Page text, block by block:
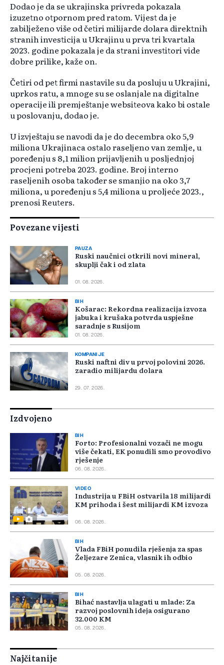
Dodao je da se ukrajinska privreda pokazala
izuzetno otpornom pred ratom. Vijest da je
zabilježeno više od četiri milijarde dolara direktnih
stranih investicija u Ukrajinu u prva tri kvartala
2023. godine pokazala je da strani investitori vide
dobre prilike, kaže on.
Četiri od pet firmi nastavile su da posluju u Ukrajini,
uprkos ratu, a mnoge su se oslanjale na digitalne
operacije ili premještanje websiteova kako bi ostale
u poslovanju, dodao je.
U izvještaju se navodi da je do decembra oko 5,9
miliona Ukrajinaca ostalo raseljeno van zemlje, u
poređenju s 8,1 milion prijavljenih u posljednjoj
procjeni potreba 2023. godine. Broj interno
raseljenih osoba također se smanjio na oko 3,7
miliona, u poređenju s 5,4 miliona u proljeće 2023.,
prenosi Reuters.
Povezane vijesti
PAUZA
Ruski naučnici otkrili novi mineral,
skuplji čak i od zlata
01. 08. 2026.
BIH
Košarac: Rekordna realizacija izvoza
jabuka i krušaka potvrda uspješne
saradnje s Rusijom
01. 08. 2026.
KOMPANIJE
Ruski naftni div u prvoj polovini 2026.
zaradio milijardu dolara
29. 07. 2026.
Izdvojeno
BIH
Forto: Profesionalni vozači ne mogu
više čekati, EK ponudili smo provodivo
rješenje
06. 08. 2026.
VIDEO
Industrija u FBiH ostvarila 18 milijardi
KM prihoda i šest milijardi KM izvoza
06. 08. 2026.
BIH
Vlada FBiH ponudila rješenja za spas
Željezare Zenica, vlasnik ih odbio
05. 08. 2026.
BIH
Bihać nastavlja ulagati u mlade: Za
razvoj poslovnih ideja osigurano
32.000 KM
05. 08. 2026.
Najčitanije